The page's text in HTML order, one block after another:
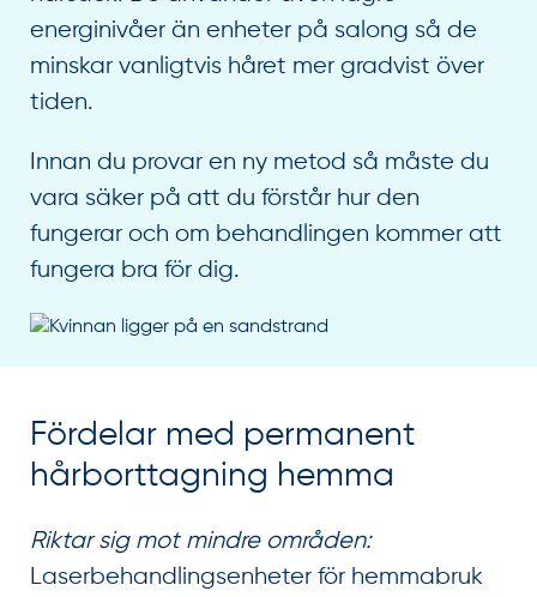
energinivåer än enheter på salong så de
minskar vanligtvis håret mer gradvist över
tiden.
Innan du provar en ny metod så måste du
vara säker på att du förstår hur den
fungerar och om behandlingen kommer att
fungera bra för dig.
Fördelar med permanent
hårborttagning hemma
Riktar sig mot mindre områden:
Laserbehandlingsenheter för hemmabruk